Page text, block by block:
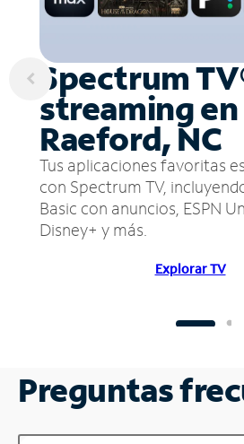
Spectrum
streaming en
Raeford, NC
Tus aplicaciones favoritas
con Spectrum TV,
Basic con anuncios, ESPN
Disney+ y más.
Explorar TV
Preguntas